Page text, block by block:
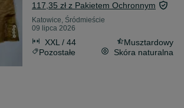
117,35 zł z Pakietem Ochronnym
Katowice, Śródmieście
09 lipca 2026
XXL / 44
Musztardowy
Pozostałe
Skóra naturalna